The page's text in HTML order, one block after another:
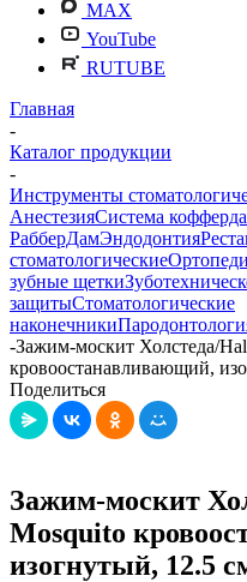
MAX
YouTube
RUTUBE
Главная
-
Каталог продукции
-
Инструменты
АнестезияСистема
РабберДамЭндодонтия
стоматологические
зубные щетки
защитыСтоматологические
наконечники
-Зажим-москит Холстеда/
кровоостанавливающий,
Поделиться
Зажим-москит
Mosquito
изогнутый, 12.5